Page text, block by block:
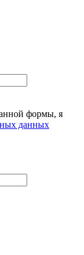
формы, я
данных